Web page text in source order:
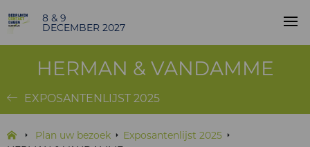
8 & 9
DECEMBER 2027
HERMAN & VANDAMME
EXPOSANTENLIJST 2025
Plan uw bezoek
Exposantenlijst 2025